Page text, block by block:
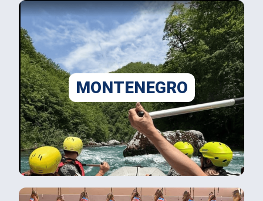
MONTENEGRO